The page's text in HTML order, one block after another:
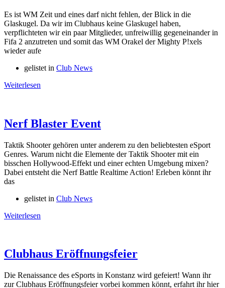
Es ist WM Zeit und eines darf nicht fehlen, der Blick in die
Glaskugel. Da wir im Clubhaus keine Glaskugel haben,
verpflichteten wir ein paar Mitglieder, unfreiwillig gegeneinander in
Fifa 2 anzutreten und somit das WM Orakel der Mighty P!xels
wieder aufe
gelistet in Club News
Weiterlesen
Nerf Blaster Event
Taktik Shooter gehören unter anderem zu den beliebtesten eSport
Genres. Warum nicht die Elemente der Taktik Shooter mit ein
bisschen Hollywood-Effekt und einer echten Umgebung mixen?
Dabei entsteht die Nerf Battle Realtime Action! Erleben könnt ihr
das
gelistet in Club News
Weiterlesen
Clubhaus Eröffnungsfeier
Die Renaissance des eSports in Konstanz wird gefeiert! Wann ihr
zur Clubhaus Eröffnungsfeier vorbei kommen könnt, erfahrt ihr hier